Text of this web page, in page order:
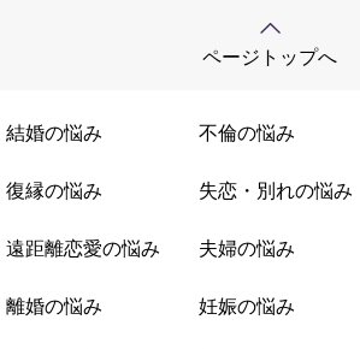
ページトップへ
結婚の悩み 不倫の悩み
復縁の悩み 失恋・別れの悩み
遠距離恋愛の悩み 夫婦の悩み
離婚の悩み 妊娠の悩み